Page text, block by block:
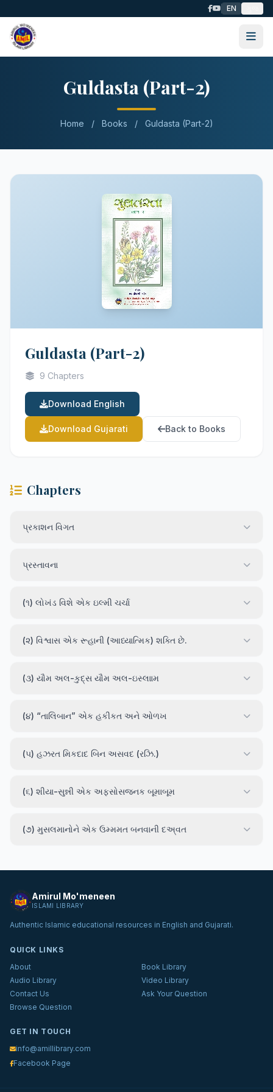
EN
Guldasta (Part-2)
Home / Books / Guldasta (Part-2)
Guldasta (Part-2)
9 Chapters
Download English
Download Gujarati Back to Books
Chapters
પ્રકાશન વિગત
પ્રસ્તાવના
(૧) લોખંડ વિશે એક ઇલ્મી ચર્ચા
(૨) વિશ્વાસ એક રૂહાની (આધ્યાત્મિક) શક્તિ છે.
(૩) યૌમ અલ-કુદ્‌સ યૌમ અલ-ઇસ્લાામ
(૪) “તાલિબાન” એક હકીકત અને ઓળખ
(૫) હઝરત મિકદાદ બિન અસવદ (રઝિ.)
(૬) શીયા-સુન્ની એક અફસોસજનક બૂમાબૂમ
(૭) મુસલમાનોને એક ઉમ્મમત બનવાની દઅ્‌વત
Amirul Mo'meneen
ISLAMI LIBRARY
Authentic Islamic educational resources in English and Gujarati.
QUICK LINKS
About
Book Library
Audio Library
Video Library
Contact Us
Ask Your Question
Browse Question
GET IN TOUCH
info@amillibrary.com
Facebook Page